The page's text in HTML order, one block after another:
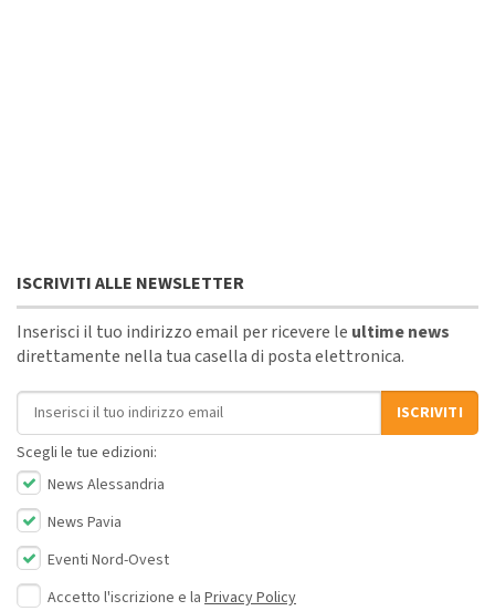
ISCRIVITI ALLE NEWSLETTER
Inserisci il tuo indirizzo email per ricevere le ultime news
direttamente nella tua casella di posta elettronica.
Indirizzo email
ISCRIVITI
Scegli le tue edizioni:
News Alessandria
News Pavia
Eventi Nord-Ovest
Accetto l'iscrizione e la Privacy Policy